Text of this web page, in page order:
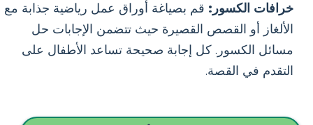
خرافات الكسور: قم بصياغة أوراق عمل رياضية جذابة مع
الألغاز أو القصص القصيرة حيث تتضمن الإجابات حل
مسائل الكسور. كل إجابة صحيحة تساعد الأطفال على
التقدم في القصة.